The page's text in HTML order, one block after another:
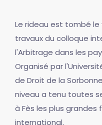
Le rideau est tombé le
travaux du colloque
l'Arbitrage dans les
Organisé par
de Droit de la
niveau a tenu toutes
à Fès les plus
international.